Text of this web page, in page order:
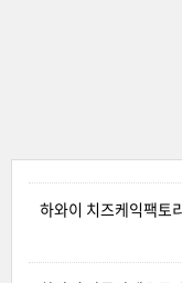
하와이 치즈케익팩토